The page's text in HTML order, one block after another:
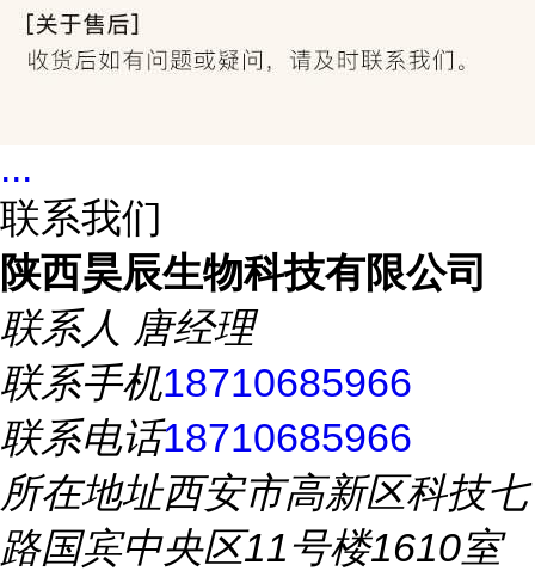
...
联系我们
陕西昊辰生物科技有限公司
联系人 唐经理
联系手机18710685966
联系电话18710685966
所在地址西安市高新区科技七
路国宾中央区11号楼1610室